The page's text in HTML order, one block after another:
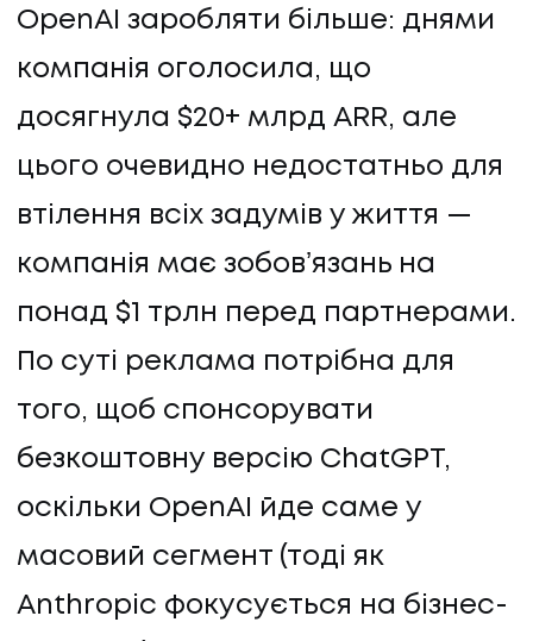
OpenAI заробляти більше: днями
компанія оголосила, що
досягнула $20+ млрд ARR, але
цього очевидно недостатньо для
втілення всіх задумів у життя —
компанія має зобовʼязань на
понад $1 трлн перед партнерами.
По суті реклама потрібна для
того, щоб спонсорувати
безкоштовну версію ChatGPT,
оскільки OpenAI йде саме у
масовий сегмент (тоді як
Anthropic фокусується на бізнес-